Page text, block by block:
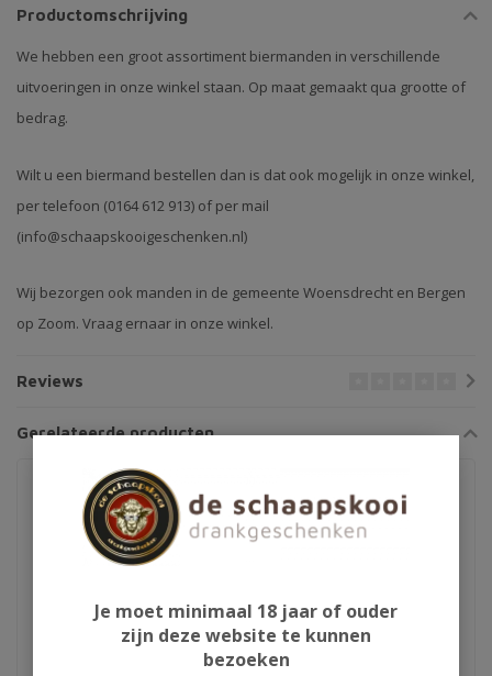
Productomschrijving
We hebben een groot assortiment biermanden in verschillende
uitvoeringen in onze winkel staan. Op maat gemaakt qua grootte of
bedrag.
Wilt u een biermand bestellen dan is dat ook mogelijk in onze winkel,
per telefoon (0164 612 913) of per mail
(info@schaapskooigeschenken.nl)
Wij bezorgen ook manden in de gemeente Woensdrecht en Bergen
op Zoom. Vraag ernaar in onze winkel.
Reviews
Gerelateerde producten
Je moet minimaal 18 jaar of ouder
zijn deze website te kunnen
bezoeken